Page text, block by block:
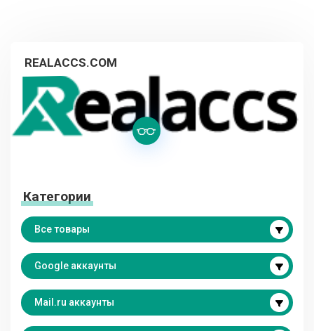
REALACCS.COM
Категории
Все товары
Google аккаунты
Mail.ru аккаунты